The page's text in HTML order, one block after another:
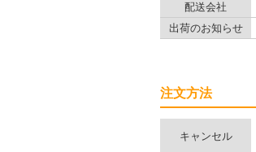
配送会社
出荷のお知らせ
注文方法
キャンセル